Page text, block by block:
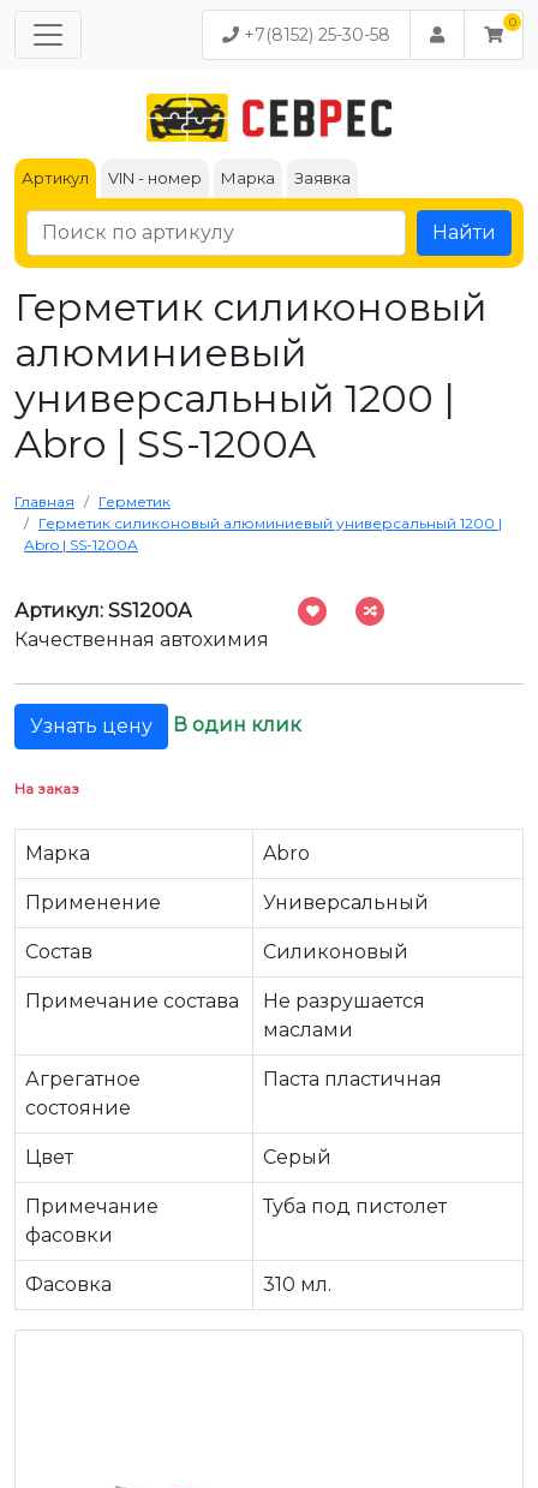
+7(8152) 25-30-58
Артикул VIN - номер Марка Заявка
Найти
Герметик силиконовый
алюминиевый
универсальный 1200 |
Abro | SS-1200A
Главная
Герметик
Герметик силиконовый алюминиевый универсальный 1200 |
Abro | SS-1200A
Артикул: SS1200A
Качественная автохимия
Узнать цену В один клик
На заказ
Марка Abro
Применение Универсальный
Состав Силиконовый
Примечание состава
Не разрушается
маслами
Агрегатное
состояние
Паста пластичная
Цвет Серый
Примечание
фасовки
Туба под пистолет
Фасовка 310 мл.